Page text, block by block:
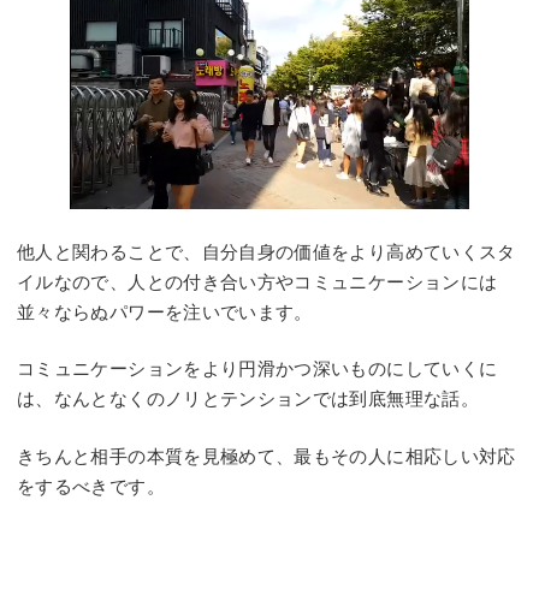
他人と関わることで、自分自身の価値をより高めていくスタ
イルなので、人との付き合い方やコミュニケーションには
並々ならぬパワーを注いでいます。
コミュニケーションをより円滑かつ深いものにしていくに
は、なんとなくのノリとテンションでは到底無理な話。
きちんと相手の本質を見極めて、最もその人に相応しい対応
をするべきです。